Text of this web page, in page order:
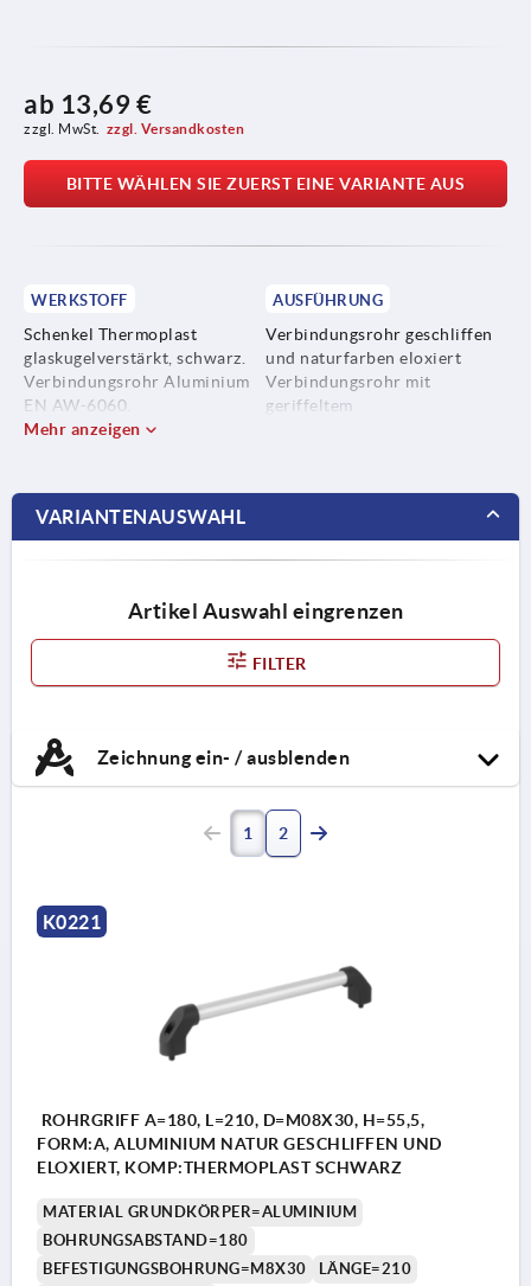
ab 13,69 €
zzgl. MwSt. zzgl. Versandkosten
BITTE WÄHLEN SIE ZUERST EINE VARIANTE AUS
WERKSTOFF
Schenkel Thermoplast
glaskugelverstärkt, schwarz.
Verbindungsrohr Aluminium
EN AW-6060.
AUSFÜHRUNG
Verbindungsrohr geschliffen
und naturfarben eloxiert
Verbindungsrohr mit
geriffeltem
Mehr anzeigen
VARIANTENAUSWAHL
Artikel Auswahl eingrenzen
FILTER
Zeichnung ein- / ausblenden
1 2
K0221
ROHRGRIFF A=180, L=210, D=M08X30, H=55,5,
FORM:A, ALUMINIUM NATUR GESCHLIFFEN UND
ELOXIERT, KOMP:THERMOPLAST SCHWARZ
MATERIAL GRUNDKÖRPER=ALUMINIUM
BOHRUNGSABSTAND=180
BEFESTIGUNGSBOHRUNG=M8X30
LÄNGE=210